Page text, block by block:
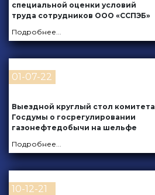
специальной оценки условий
труда сотрудников ООО «ССПЭБ»
Подробнее...
01-07-22
Выездной круглый стол комитета
Госдумы о госрегулировании
газонефтедобычи на шельфе
Подробнее...
10-12-21